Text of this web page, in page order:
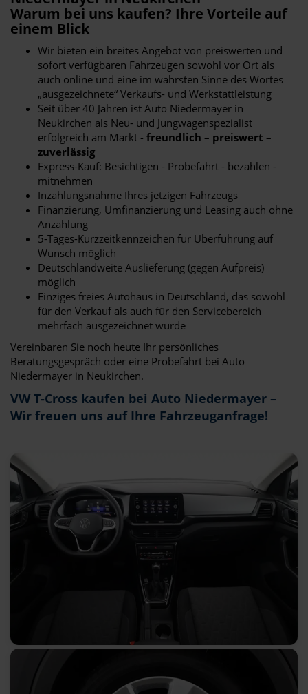
Warum bei uns kaufen? Ihre Vorteile auf
einem Blick
Wir bieten ein breites Angebot von preiswerten und
sofort verfügbaren Fahrzeugen sowohl vor Ort als
auch online und eine im wahrsten Sinne des Wortes
„ausgezeichnete“ Verkaufs- und Werkstattleistung
Seit über 40 Jahren ist Auto Niedermayer in
Neukirchen als Neu- und Jungwagenspezialist
erfolgreich am Markt - freundlich – preiswert –
zuverlässig
Express-Kauf: Besichtigen - Probefahrt - bezahlen -
mitnehmen
Inzahlungsnahme Ihres jetzigen Fahrzeugs
Finanzierung, Umfinanzierung und Leasing auch ohne
Anzahlung
5-Tages-Kurzzeitkennzeichen für Überführung auf
Wunsch möglich
Deutschlandweite Auslieferung (gegen Aufpreis)
möglich
Einziges freies Autohaus in Deutschland, das sowohl
für den Verkauf als auch für den Servicebereich
mehrfach ausgezeichnet wurde
Vereinbaren Sie noch heute Ihr persönliches
Beratungsgespräch oder eine Probefahrt bei Auto
Niedermayer in Neukirchen.
VW T-Cross kaufen bei Auto Niedermayer –
Wir freuen uns auf Ihre Fahrzeuganfrage!